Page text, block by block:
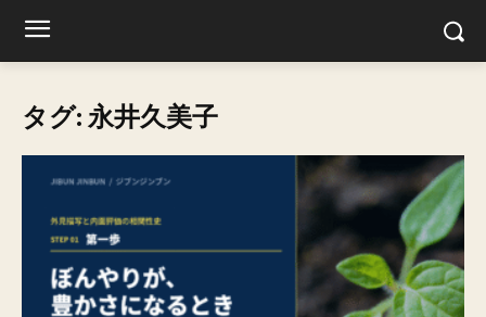
タグ: 永井久美子